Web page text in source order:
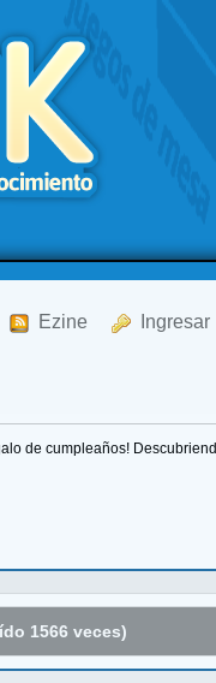
Ezine Ingresar
de cumpleaños!
1566 veces)